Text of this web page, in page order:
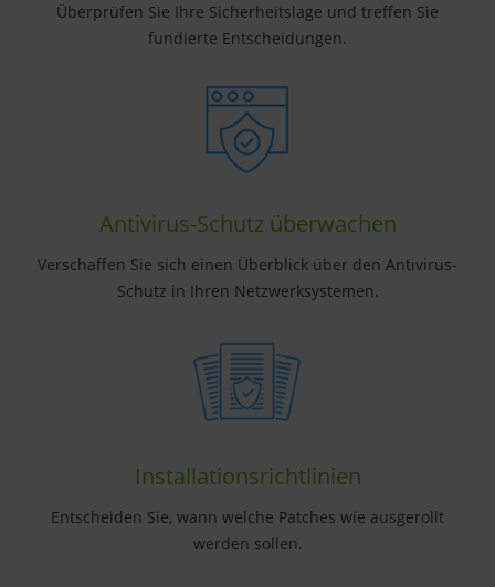
Überprüfen Sie Ihre Sicherheitslage und treffen Sie
fundierte Entscheidungen.
Antivirus-Schutz überwachen
Verschaffen Sie sich einen Überblick über den Antivirus-
Schutz in Ihren Netzwerksystemen.
Installationsrichtlinien
Entscheiden Sie, wann welche Patches wie ausgerollt
werden sollen.